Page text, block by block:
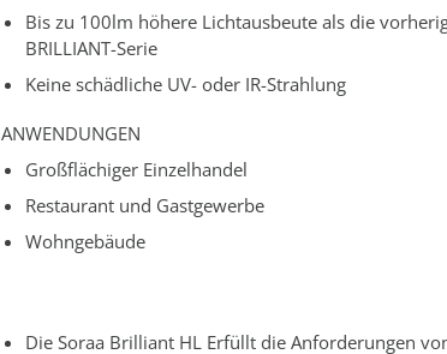
Bis zu 100lm höhere Lichtausbeute als die
BRILLIANT-Serie
Keine schädliche UV- oder IR-Strahlung
ANWENDUNGEN
Großflächiger Einzelhandel
Restaurant und Gastgewerbe
Wohngebäude
Die Soraa Brilliant HL Erfüllt die Anforderungen